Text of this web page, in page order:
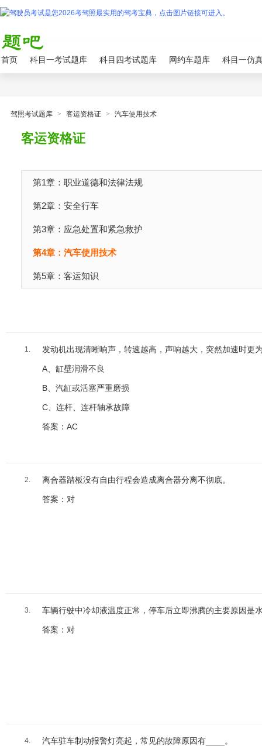
首页 科目一考试题库 科目四考试题库 网约车题库 科目一仿
驾照考试题库 > 客运资格证 > 汽车使用技术
客运资格证
第1章：职业道德和法律法规
第2章：安全行车
第3章：应急处置和紧急救护
第4章：汽车使用技术
第5章：客运知识
1. 发动机出现清晰响声，转速越高，声响越大，突然加速时更
A、缸壁润滑不良
B、汽缸或活塞严重磨损
C、连杆、连杆轴承故障
答案：AC
2. 离合器踏板没有自由行程会造成离合器分离不彻底。
答案：对
3. 车辆行驶中冷却液温度正常，停车后立即沸腾的主要原因是
答案：对
4. 汽车驻车制动报警灯亮起，常见的故障原因有____。